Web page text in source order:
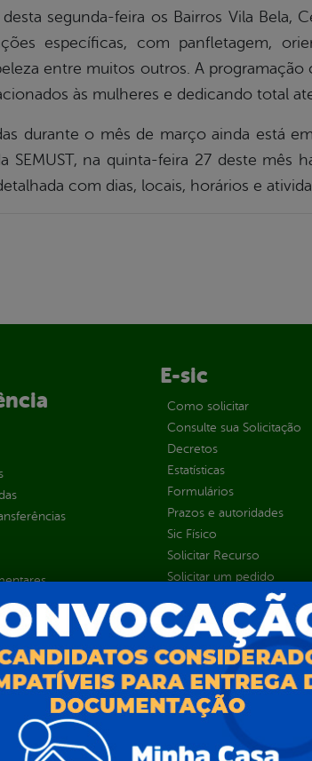
segunda-feira os Bairros Vila Bela,
específicas, com panfletagem,
entre muitos outros. A
às mulheres e dedicando total
durante o mês de março ainda está
SEMUST, na quinta-feira 27 deste mês
com dias, locais, horários e
Digital
de Contas
E-sic
Como solicitar
Consulte sua Solicitação
Decretos
Estatísticas
Formulários
Prazos e autoridades
Sic Físico
Solicitar Recurso
Solicitar um pedido